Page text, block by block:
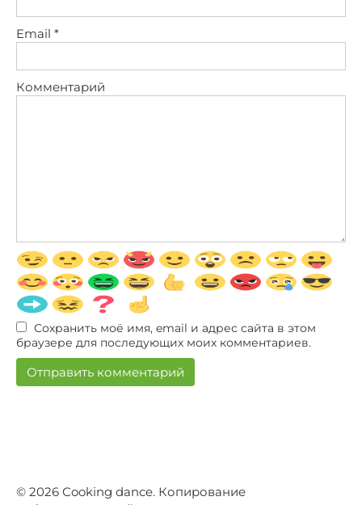
Email *
Комментарий
Сохранить моё имя, email и адрес сайта в этом
браузере для последующих моих комментариев.
© 2026 Сooking dance. Копирование